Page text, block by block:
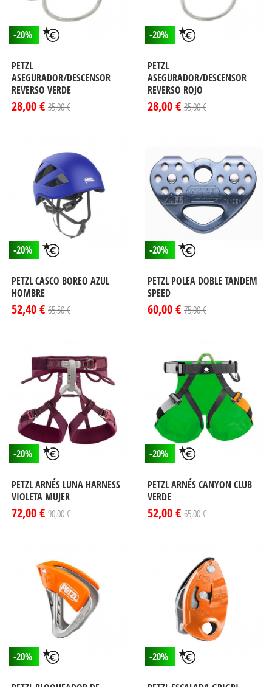
-20%
PETZL
ASEGURADOR/DESCENSOR
REVERSO VERDE
28,00 € 35,00 €
-20%
PETZL
ASEGURADOR/DESCENSOR
REVERSO ROJO
28,00 € 35,00 €
-20%
PETZL CASCO BOREO AZUL
HOMBRE
52,40 € 65,50 €
-20%
PETZL POLEA DOBLE TANDEM
SPEED
60,00 € 75,00 €
-20%
PETZL ARNÉS LUNA HARNESS
VIOLETA MUJER
72,00 € 90,00 €
-20%
PETZL ARNÉS CANYON CLUB
VERDE
52,00 € 65,00 €
-20% -20%